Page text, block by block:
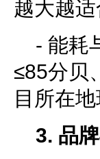
越大越适
- 能耗
≤85分贝
目所在地
3. 品